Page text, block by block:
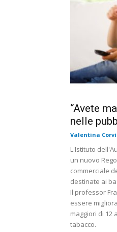
“Avete
nelle
Valentina
L'Istituto
un nuovo
commerciale
destinate ai
Il professor
essere
maggiori di 12
tabacco.